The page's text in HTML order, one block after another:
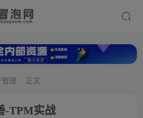
管理 正文
-TPM实战